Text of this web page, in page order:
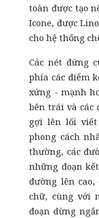
toàn được tạo
Icone, được
cho hệ thống
Các nét đứng
phía các điểm
xứng - mạnh
bên trái và các
gợi lên lối viết
phong cách
thường, các
những đoạn
đường lên
chữ, cùng với
đoạn dừng